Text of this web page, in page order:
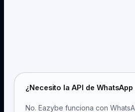
¿Necesito la API de WhatsApp
No. Eazybe funciona con